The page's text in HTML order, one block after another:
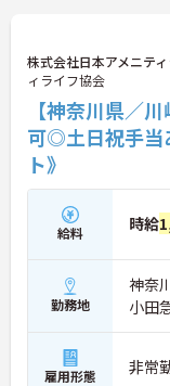
株式会社日本アメニテ
ィライフ協会
【神奈川県／
可◎土日祝手当
ト》
給料 時給
勤務地
神奈
小田
雇用形態 非常